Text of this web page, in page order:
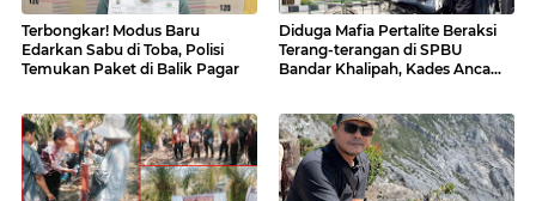
Terbongkar! Modus Baru
Edarkan Sabu di Toba, Polisi
Temukan Paket di Balik Pagar
Diduga Mafia Pertalite Beraksi
Terang-terangan di SPBU
Bandar Khalipah, Kades Ancam